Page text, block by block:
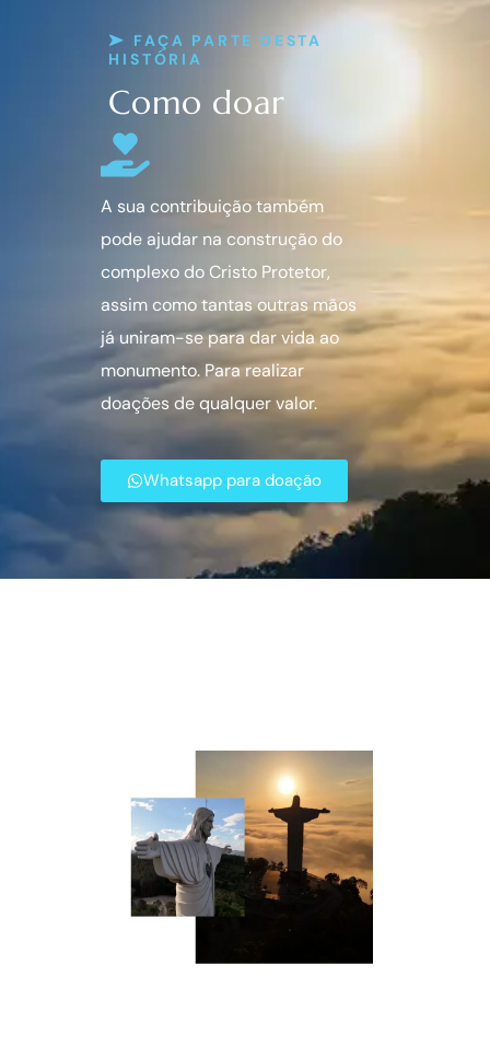
FAÇA PARTE DESTA
HISTÓRIA
Como doar
A sua contribuição também
pode ajudar na construção do
complexo do Cristo Protetor,
assim como tantas outras mãos
já uniram-se para dar vida ao
monumento. Para realizar
doações de qualquer valor.
Whatsapp para doação